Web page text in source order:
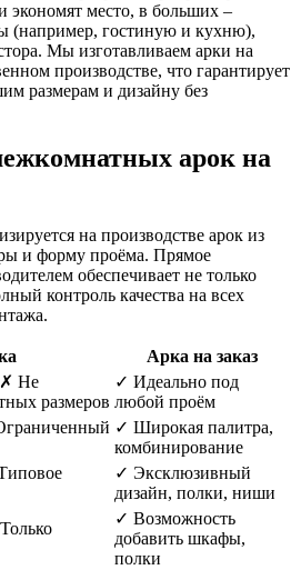
экономят место, в больших –
(например, гостиную и кухню),
Мы изготавливаем арки на
производстве, что гарантирует
размерам и дизайну без
арок на
на производстве арок из
и форму проёма. Прямое
обеспечивает не только
контроль качества на всех
Арка на заказ
✗ Не
размеров
✓ Идеально под
любой проём
✓ Широкая палитра,
комбинирование
✓ Эксклюзивный
дизайн, полки, ниши
✓ Возможность
добавить шкафы,
полки